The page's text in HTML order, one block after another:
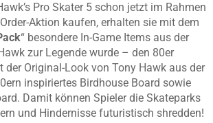
Pro Skater 5 schon jetzt im Rahmen
Aktion kaufen, erhalten sie mit dem
“ besondere In-Game Items aus der
zur Legende wurde – den 80er
der Original-Look von Tony Hawk aus der
inspiriertes Birdhouse Board sowie
Damit können Spieler die Skateparks
und Hindernisse futuristisch shredden!